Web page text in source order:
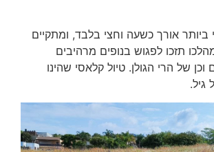
ביותר אורך כשעה וחצי בלבד, ומתקיים
תזכו לפגוש בנופים מרהיבים
וכן של הרי הגולן. טיול קלאסי שהינו
גיל.